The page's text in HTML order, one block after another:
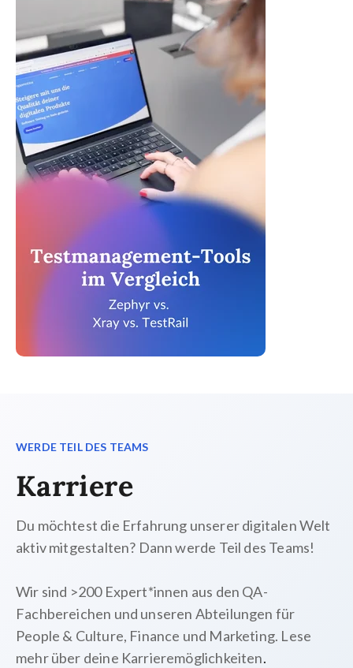
WERDE TEIL DES TEAMS
Karriere
Du möchtest die Erfahrung unserer digitalen Welt
aktiv mitgestalten? Dann werde Teil des Teams!
Wir sind >200 Expert*innen aus den QA-
Fachbereichen und unseren Abteilungen für
People & Culture, Finance und Marketing. Lese
mehr über deine Karrieremöglichkeiten.